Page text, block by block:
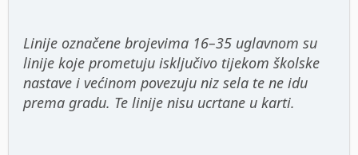
Linije označene brojevima 16–35 uglavnom su
linije koje prometuju isključivo tijekom školske
nastave i većinom povezuju niz sela te ne idu
prema gradu. Te linije nisu ucrtane u karti.